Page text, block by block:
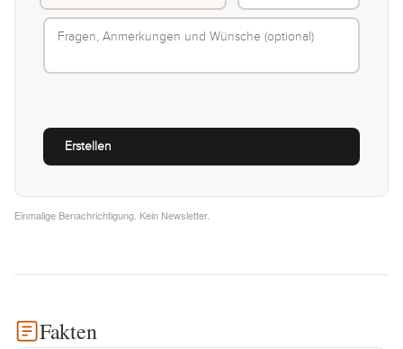
Einmalige Benachrichtigung. Kein Newsletter.
Fakten